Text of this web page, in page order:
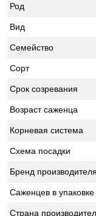
Род
Вид
Семейство
Сорт
Срок созревания
Возраст саженца
Корневая система
Схема посадки
Бренд производителя
Саженцев в упаковке
Страна